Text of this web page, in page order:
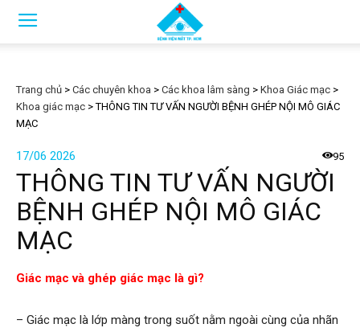
Trang chủ > Các chuyên khoa > Các khoa lâm sàng > Khoa Giác mạc >
Khoa giác mạc >THÔNG TIN TƯ VẤN NGƯỜI BỆNH GHÉP NỘI MÔ GIÁC
MẠC
17/06 2026 95
THÔNG TIN TƯ VẤN NGƯỜI
BỆNH GHÉP NỘI MÔ GIÁC
MẠC
Giác mạc và ghép giác mạc là gì?
– Giác mạc là lớp màng trong suốt nằm ngoài cùng của nhãn